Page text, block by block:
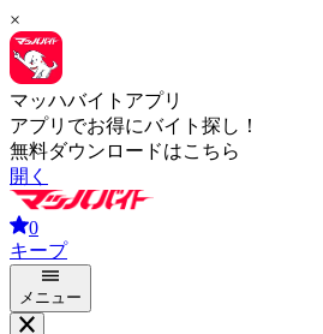
×
マッハバイトアプリ
アプリでお得にバイト探し！
無料ダウンロードはこちら
開く
0
キープ
メニュー